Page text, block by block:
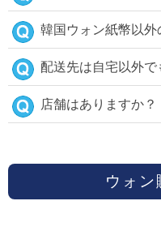
韓国ウォン紙幣以外
配送先は自宅以外で
店舗はありますか？
ウォン